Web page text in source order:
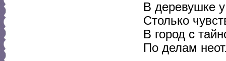
В деревушке
Столько
В город с
По делам